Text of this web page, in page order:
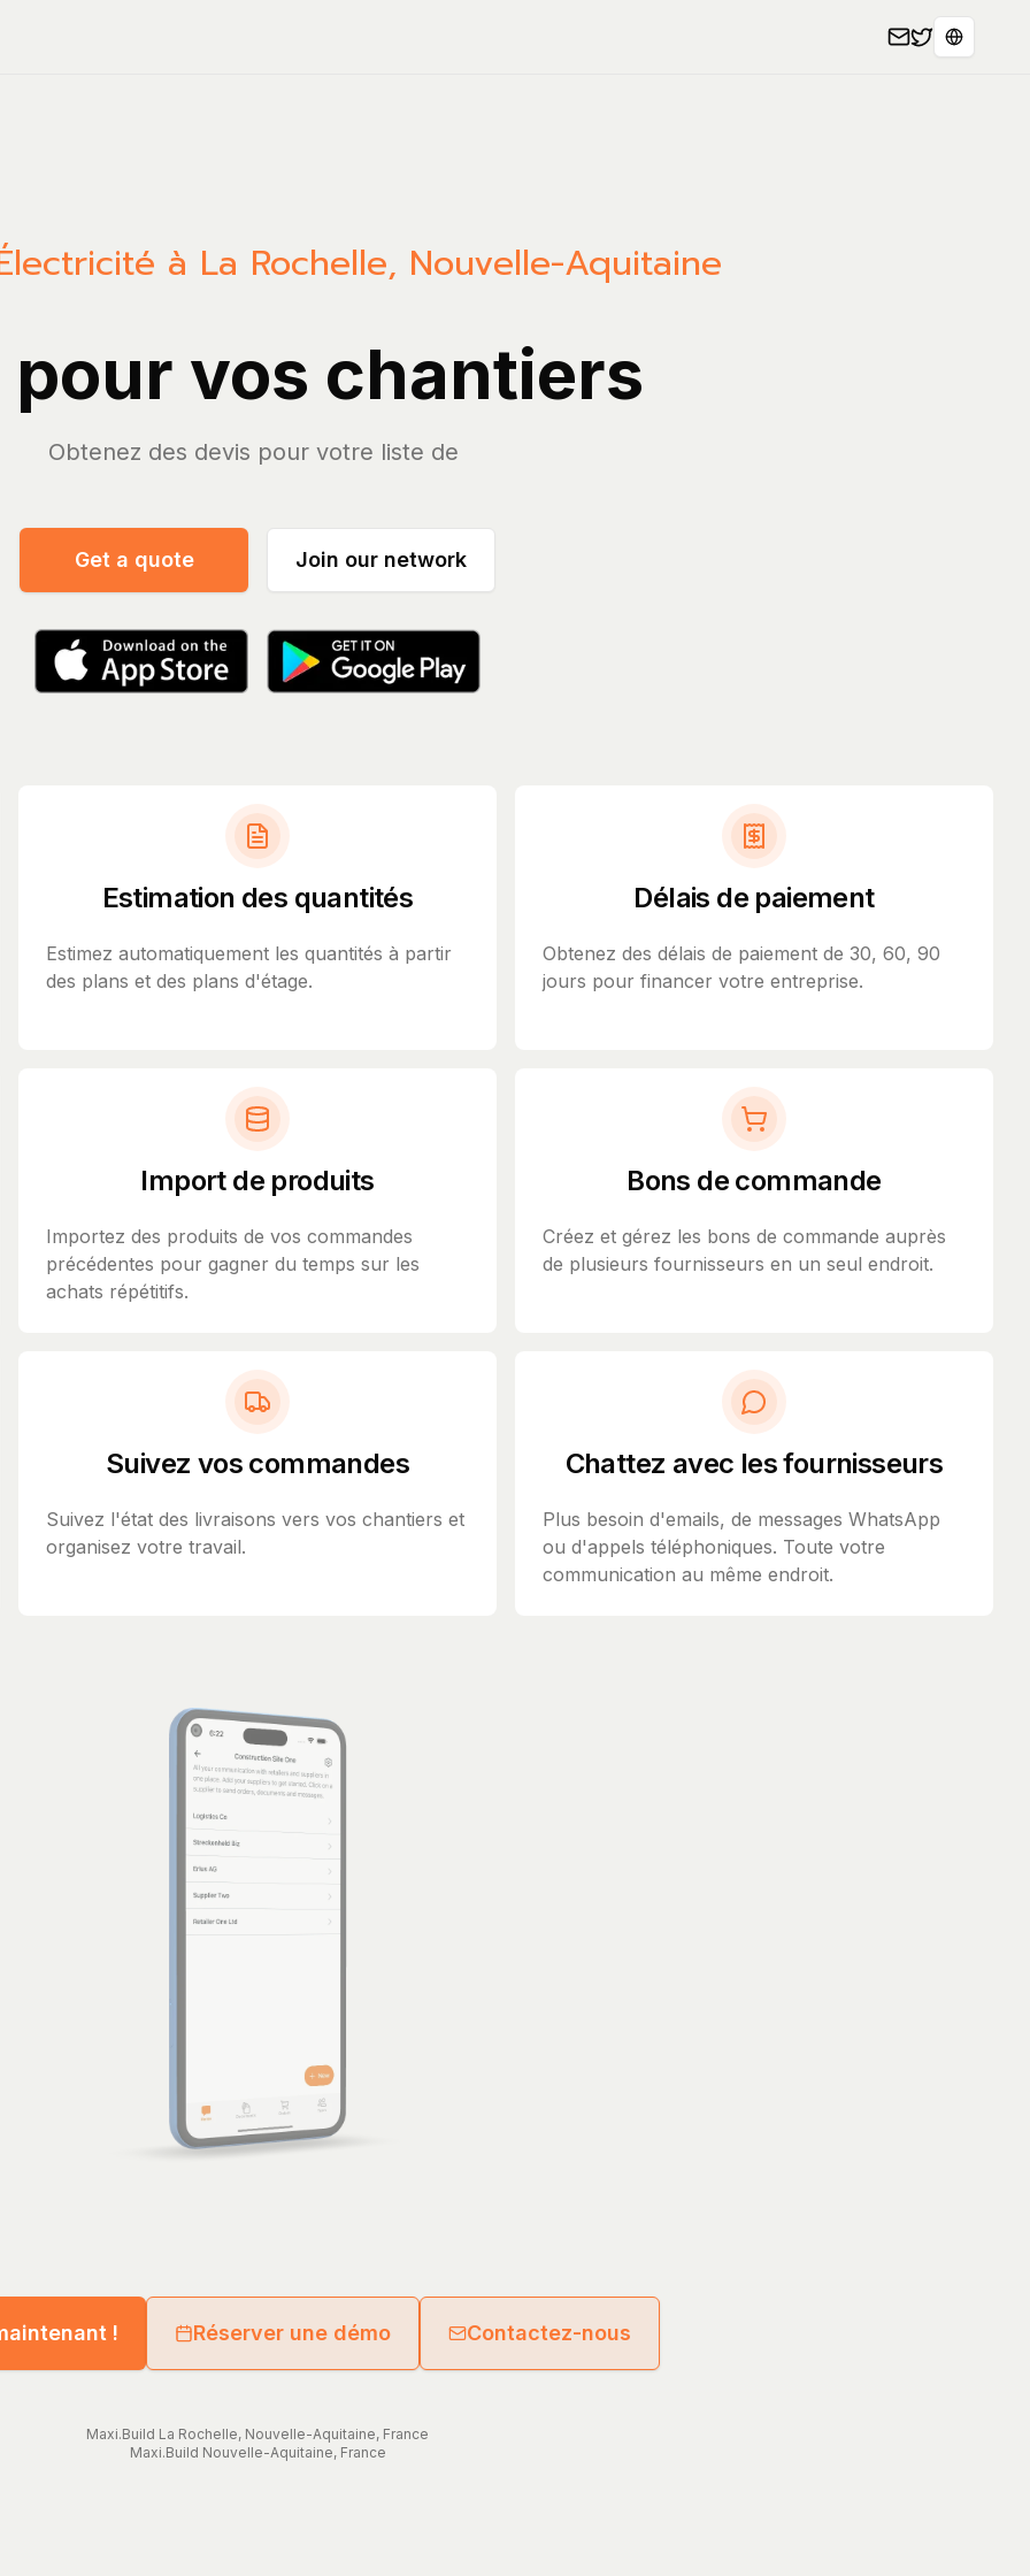
Select
à La Rochelle, Nouvelle-Aquitaine
pour vos chantiers
Obtenez des devis p
Get a quote Join our network
Estimation des quantités
Estimez automatiquement les quantités à partir
des plans et des plans d'étage.
Délais de paiement
Obtenez des délais de paiement de 30, 60, 90
jours pour financer votre entreprise.
Import de produits
Importez des produits de vos commandes
précédentes pour gagner du temps sur les
achats répétitifs.
Bons de commande
Créez et gérez les bons de commande auprès
de plusieurs fournisseurs en un seul endroit.
Suivez vos commandes
Suivez l'état des livraisons vers vos chantiers et
organisez votre travail.
Chattez avec les fournisseurs
Plus besoin d'emails, de messages WhatsApp
ou d'appels téléphoniques. Toute votre
communication au même endroit.
! Réserver une démo Contactez-nous
Maxi.Build La Rochelle, Nouvelle-Aquitaine, France
Maxi.Build Nouvelle-Aquitaine, France